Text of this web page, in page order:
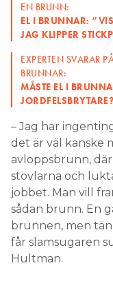
EN BRUNN:
EL I BRUNNAR:
JAG KLIPPER
EXPERTEN SVARAR
BRUNNAR:
MÅSTE EL I
JORDFELSBRYTARE?
– Jag har
det är väl kanske
avloppsbrunn,
stövlarna och
jobbet. Man vill
sådan brunn. En
brunnen, men
får slamsugaren
Hultman.